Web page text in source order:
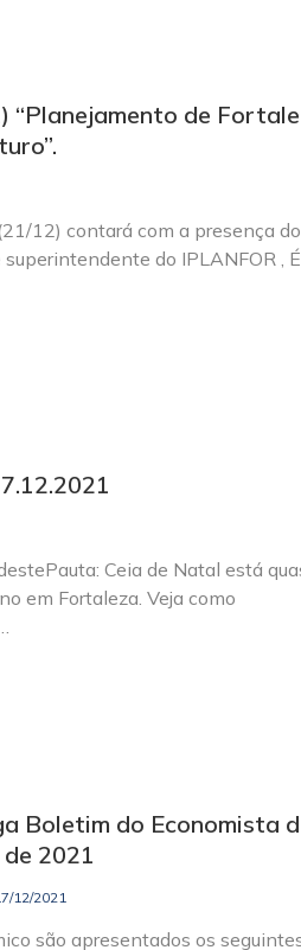
“Planejamento de
12) contará com a presença
do IPLANFOR ,
Ceia de Natal está
em Fortaleza. Veja como
Boletim do Economista
2021
12/2021
são apresentados os